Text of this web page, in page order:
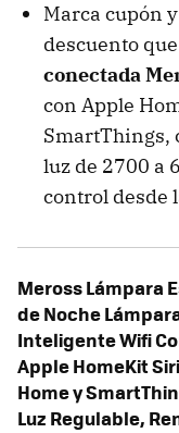
Marca cupón
descuento
conectada
con Apple
SmartThings,
luz de 2700 a
control desde
Meross Lámpara
de Noche
Inteligente Wifi
Apple HomeKit
Home y
Luz Regulable,